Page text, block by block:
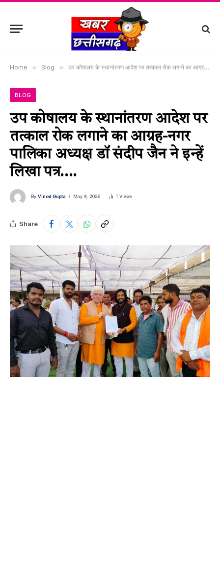
Home » Blog » उप कोषालय के स्थानांतरण आदेश पर तत्काल रोक लगाने का आग्रह-नगर पालिका अध्यक्ष डॉ संदीप जैन ने इन्हें लिखा पत्र….
BLOG
उप कोषालय के स्थानांतरण आदेश पर
तत्काल रोक लगाने का आग्रह-नगर
पालिका अध्यक्ष डॉ संदीप जैन ने इन्हें
लिखा पत्र….
By Vinod Gupta May 9, 2026 1 Views
Share